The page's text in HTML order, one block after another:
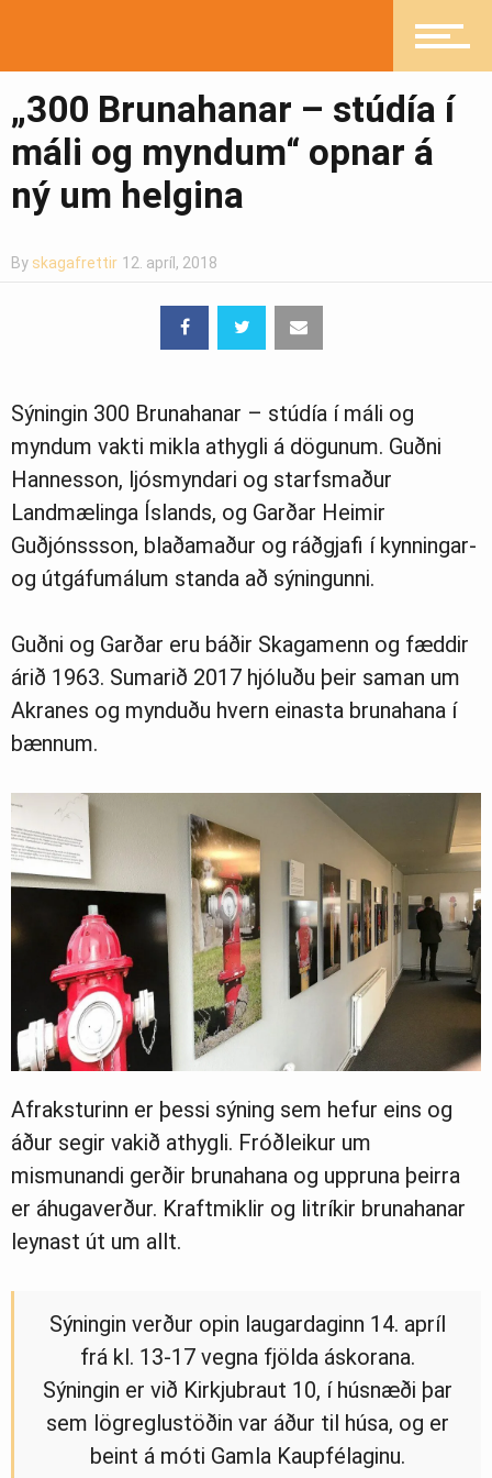
„300 Brunahanar – stúdía í
máli og myndum“ opnar á
ný um helgina
By skagafrettir 12. apríl, 2018
Sýningin 300 Brunahanar – stúdía í máli og
myndum vakti mikla athygli á dögunum. Guðni
Hannesson, ljósmyndari og starfsmaður
Landmælinga Íslands, og Garðar Heimir
Guðjónssson, blaðamaður og ráðgjafi í kynningar-
og útgáfumálum standa að sýningunni.
Guðni og Garðar eru báðir Skagamenn og fæddir
árið 1963. Sumarið 2017 hjóluðu þeir saman um
Akranes og mynduðu hvern einasta brunahana í
bænnum.
Afraksturinn er þessi sýning sem hefur eins og
áður segir vakið athygli. Fróðleikur um
mismunandi gerðir brunahana og uppruna þeirra
er áhugaverður. Kraftmiklir og litríkir brunahanar
leynast út um allt.
Sýningin verður opin laugardaginn 14. apríl
frá kl. 13-17 vegna fjölda áskorana.
Sýningin er við Kirkjubraut 10, í húsnæði þar
sem lögreglustöðin var áður til húsa, og er
beint á móti Gamla Kaupfélaginu.